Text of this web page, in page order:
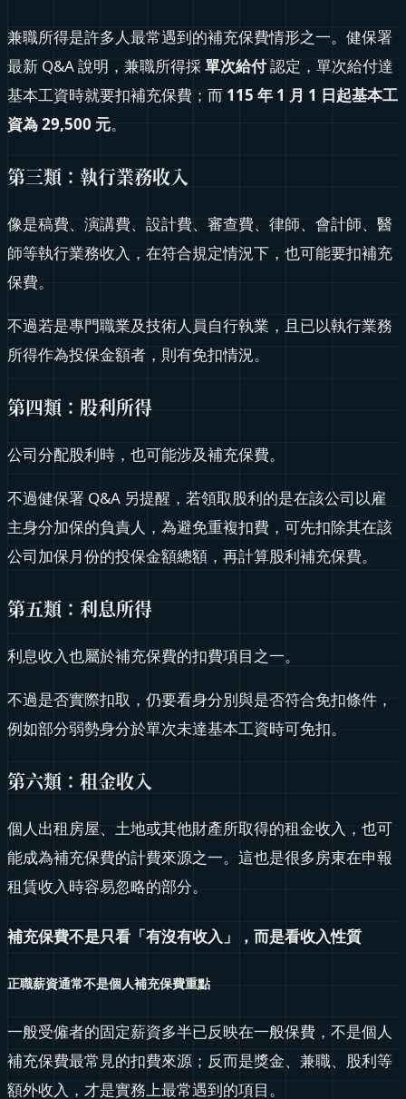
兼職所得是許多人最常遇到的補充保費情形之一。健保署
最新 Q&A 說明，兼職所得採單次給付認定，單次給付達
基本工資時就要扣補充保費；而 115 年 1 月 1 日起基本工
資為 29,500 元。
第三類：執行業務收入
像是稿費、演講費、設計費、審查費、律師、會計師、醫
師等執行業務收入，在符合規定情況下，也可能要扣補充
保費。
不過若是專門職業及技術人員自行執業，且已以執行業務
所得作為投保金額者，則有免扣情況。
第四類：股利所得
公司分配股利時，也可能涉及補充保費。
不過健保署 Q&A 另提醒，若領取股利的是在該公司以雇
主身分加保的負責人，為避免重複扣費，可先扣除其在該
公司加保月份的投保金額總額，再計算股利補充保費。
第五類：利息所得
利息收入也屬於補充保費的扣費項目之一。
不過是否實際扣取，仍要看身分別與是否符合免扣條件，
例如部分弱勢身分於單次未達基本工資時可免扣。
第六類：租金收入
個人出租房屋、土地或其他財產所取得的租金收入，也可
能成為補充保費的計費來源之一。這也是很多房東在申報
租賃收入時容易忽略的部分。
補充保費不是只看「有沒有收入」，而是看收入性質
正職薪資通常不是個人補充保費重點
一般受僱者的固定薪資多半已反映在一般保費，不是個人
補充保費最常見的扣費來源；反而是獎金、兼職、股利等
額外收入，才是實務上最常遇到的項目。